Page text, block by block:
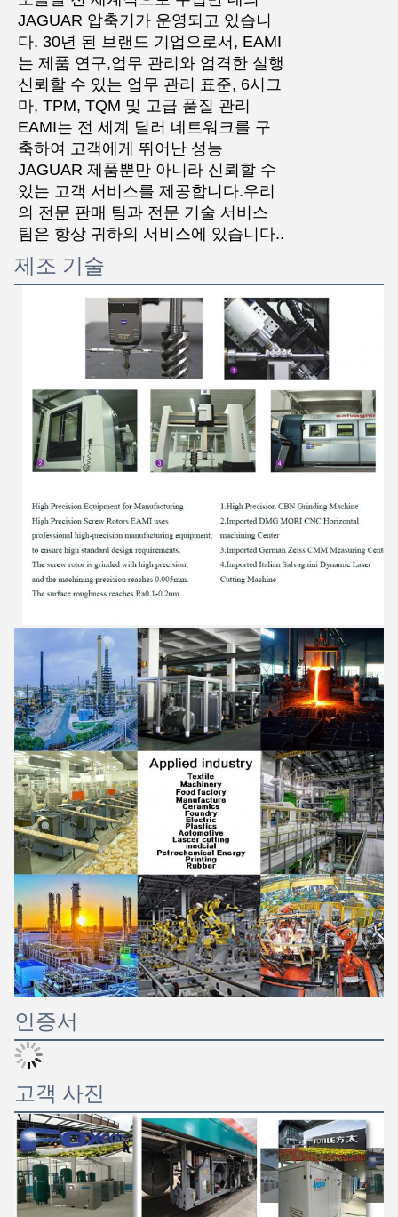
메시지를 남겨주세요
곧 다시 연락 드리겠습니다!
JAGUAR 압축기가 운영되고 있습니
다. 30년 된 브랜드 기업으로서, EAMI
는 제품 연구,업무 관리와 엄격한 실행
신뢰할 수 있는 업무 관리 표준, 6시그
마, TPM, TQM 및 고급 품질 관리
EAMI는 전 세계 딜러 네트워크를 구
축하여 고객에게 뛰어난 성능
JAGUAR 제품뿐만 아니라 신뢰할 수
있는 고객 서비스를 제공합니다.우리
의 전문 판매 팀과 전문 기술 서비스
팀은 항상 귀하의 서비스에 있습니다..
제조 기술
인증서
고객 사진